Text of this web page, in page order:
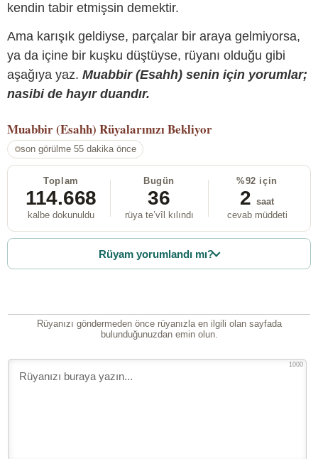
kendin tabir etmişsin demektir.
Ama karışık geldiyse, parçalar bir araya gelmiyorsa,
ya da içine bir kuşku düştüyse, rüyanı olduğu gibi
aşağıya yaz. Muabbir (Esahh) senin için yorumlar;
nasibi de hayır duandır.
Muabbir (Esahh) Rüyalarınızı Bekliyor
son görülme 55 dakika önce
Toplam
114.668
kalbe dokunuldu
Bugün
36
rüya te’vîl kılındı
%92 için
2 saat
cevab müddeti
Rüyam yorumlandı mı?
Rüyanızı göndermeden önce rüyanızla en ilgili olan sayfada
bulunduğunuzdan emin olun.
1000